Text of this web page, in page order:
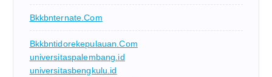
Bkkbnternate.com
Bkkbntidorekepulauan.com
universitaspalembang.id
universitasbengkulu.id